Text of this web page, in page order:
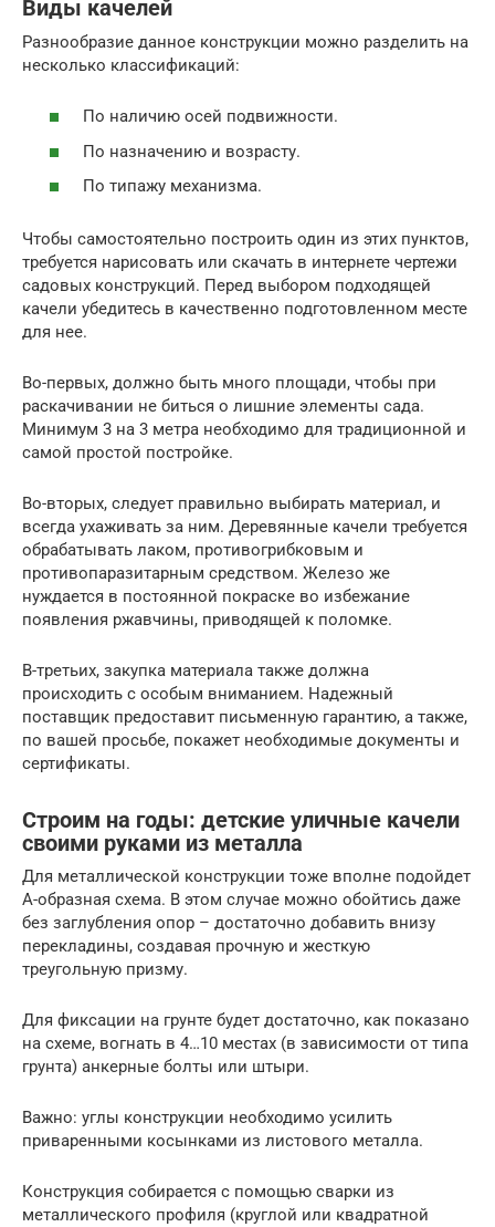
Виды качелей
Разнообразие данное конструкции можно разделить на
несколько классификаций:
По наличию осей подвижности.
По назначению и возрасту.
По типажу механизма.
Чтобы самостоятельно построить один из этих пунктов,
требуется нарисовать или скачать в интернете чертежи
садовых конструкций. Перед выбором подходящей
качели убедитесь в качественно подготовленном месте
для нее.
Во-первых, должно быть много площади, чтобы при
раскачивании не биться о лишние элементы сада.
Минимум 3 на 3 метра необходимо для традиционной и
самой простой постройке.
Во-вторых, следует правильно выбирать материал, и
всегда ухаживать за ним. Деревянные качели требуется
обрабатывать лаком, противогрибковым и
противопаразитарным средством. Железо же
нуждается в постоянной покраске во избежание
появления ржавчины, приводящей к поломке.
В-третьих, закупка материала также должна
происходить с особым вниманием. Надежный
поставщик предоставит письменную гарантию, а также,
по вашей просьбе, покажет необходимые документы и
сертификаты.
Строим на годы: детские уличные качели
своими руками из металла
Для металлической конструкции тоже вполне подойдет
А-образная схема. В этом случае можно обойтись даже
без заглубления опор – достаточно добавить внизу
перекладины, создавая прочную и жесткую
треугольную призму.
Для фиксации на грунте будет достаточно, как показано
на схеме, вогнать в 4…10 местах (в зависимости от типа
грунта) анкерные болты или штыри.
Важно: углы конструкции необходимо усилить
приваренными косынками из листового металла.
Конструкция собирается с помощью сварки из
металлического профиля (круглой или квадратной